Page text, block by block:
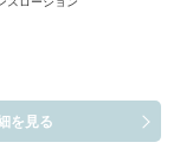
を見る